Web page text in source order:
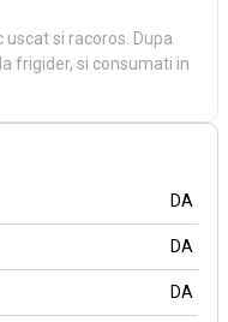
si racoros. Dupa
frigider, si consumati in
DA
DA
DA